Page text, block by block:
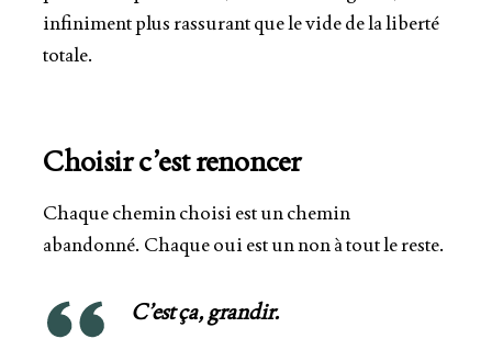
infiniment plus rassurant que le vide de la liberté
totale.
Choisir c’est renoncer
Chaque chemin choisi est un chemin
abandonné. Chaque oui est un non à tout le reste.
C’est ça, grandir.